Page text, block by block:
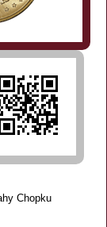
Chopku